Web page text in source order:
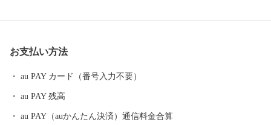
くりを掲げる大樹町。多目的航空公園では、JAXAや民間企業・大
学による航空宇宙実験が行われ、町としても宇宙旅行の出発駅と
宙食や野外フェスなど宇宙をテーマにしたまちづくり活動も盛ん
です。 ②海・山・川が、全部ある！ 美しい山並みの日高山脈。カ
お支払い方法
au PAY カード（番号入力不要）
au PAY 残高
au PAY（auかんたん決済）通信料金合算